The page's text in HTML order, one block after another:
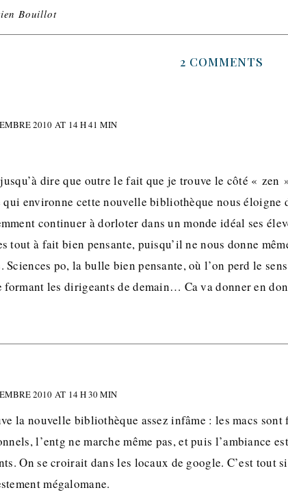
Bouillot
2 COMMENTS
2010 AT 14 H 41 MIN
dire que outre le fait que je trouve le côté « zen
qui environne cette nouvelle bibliothèque nous éloigne
continuer à dorloter dans un monde idéal ses
tout à fait bien pensante, puisqu’il ne nous donne
Sciences po, la bulle bien pensante, où l’on perd le
formant les dirigeants de demain… Ca va donner en
2010 AT 14 H 30 MIN
la nouvelle bibliothèque assez infâme : les macs
l’entg ne marche même pas, et puis l’ambiance
On se croirait dans les locaux de google. C’est tout
mégalomane.